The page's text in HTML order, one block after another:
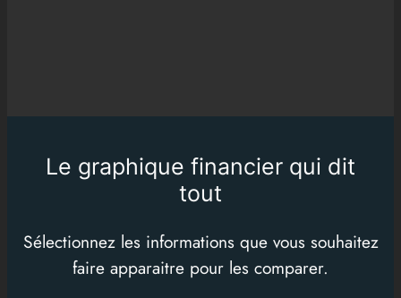
Le graphique financier qui dit
tout
Sélectionnez les informations que vous souhaitez
faire apparaitre pour les comparer.